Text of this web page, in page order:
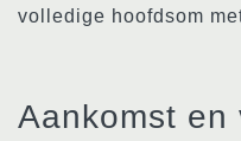
volledige hoofdsom
Aankomst en